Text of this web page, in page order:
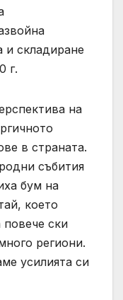
и складиране
г.
на
в страната.
събития
бум на
което
ски
региони.
усилията си